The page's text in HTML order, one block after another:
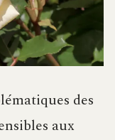
des
aux